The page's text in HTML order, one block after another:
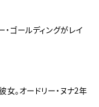
ゴールディングがレイ
女。オードリー・ヌナ2年